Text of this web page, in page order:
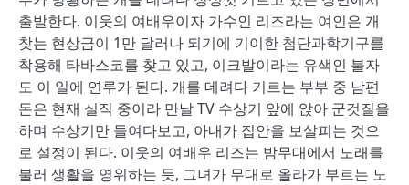
출발한다. 이웃의 여배우이자 가수인 리즈라는 여인은 개
찾는 현상금이 1만 달러나 되기에 기이한 첨단과학기구를
착용해 타바스코를 찾고 있고, 이크발이라는 유색인 불자
도 이 일에 연루가 된다. 개를 데려다 기르는 부부 중 남편
돈은 현재 실직 중이라 만날 TV 수상기 앞에 앉아 군것질을
하며 수상기만 들여다보고, 아내가 집안을 보살피는 것으
로 설정이 된다. 이웃의 여배우 리즈는 밤무대에서 노래를
불러 생활을 영위하는 듯, 그녀가 무대로 올라가 부르는 노